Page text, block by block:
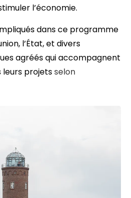
l’économie.
dans ce programme
l’État, et divers
agréés qui accompagnent
leurs projetsselon